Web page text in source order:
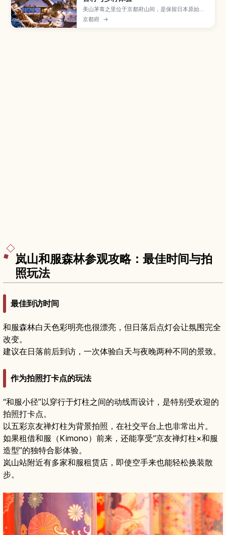
美山茅葺之里位于京都府山间，是保留日本原始乡
村风貌的茅草屋顶聚落。本文将介绍村庄的历史与
四季景色、茅草屋修复与农事体验、使用在地食材
京都府 →
岚山和服森林参观攻略：最佳时间与拍
照玩法
最佳到访时间
和服森林白天色彩明亮也很漂亮，但日落后点灯会让氛围完全
改变。
建议在日落前后到访，一次体验白天与夜晚两种不同的景致。
作为拍照打卡点的玩法
“和服小径”以穿行于灯柱之间的动线而设计，是特别受欢迎的
拍照打卡点。
以五彩京友禅灯柱为背景拍照，在社交平台上也非常出片。
如果租借和服（Kimono）前来，还能享受“京友禅灯柱×和服
造型”的独特合影体验。
岚山站附近有多家和服租赁店，即使空手来也能轻松换装散
步。